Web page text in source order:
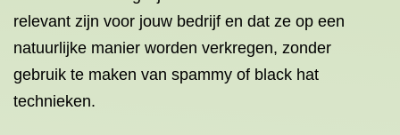
relevant zijn voor jouw bedrijf en dat ze op een
natuurlijke manier worden verkregen, zonder
gebruik te maken van spammy of black hat
technieken.